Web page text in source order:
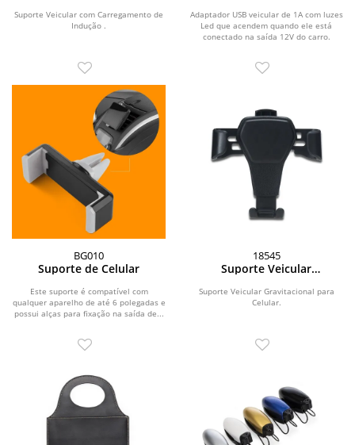
Suporte Veicular com Carregamento de
Indução .
Adaptador USB veicular de 1A com luzes
Led que acendem quando ele está
conectado na saída 12V do carro.
BG010
Suporte de Celular
Este suporte é compatível com
qualquer aparelho de até 6 polegadas e
possui alças para fixação na saída de...
18545
Suporte Veicular
Suporte Veicular Gravitacional para
Celular.